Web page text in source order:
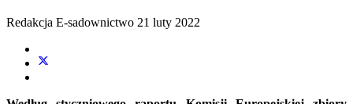
Redakcja E-sadownictwo 21 luty 2022